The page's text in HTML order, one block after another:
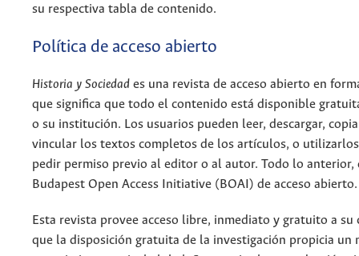
su respectiva tabla de contenido.
Política de acceso abierto
Historia y Sociedad es una revista de acceso abierto en
que significa que todo el contenido está disponible
o su institución. Los usuarios pueden leer, descargar,
vincular los textos completos de los artículos, o
pedir permiso previo al editor o al autor. Todo lo anterior,
Budapest Open Access Initiative (BOAI) de acceso abierto.
Esta revista provee acceso libre, inmediato y gratuito a
que la disposición gratuita de la investigación propicia un